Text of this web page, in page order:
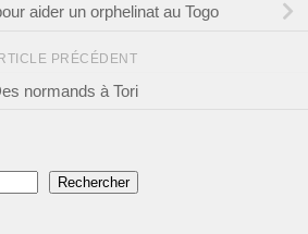
aider un orphelinat au Togo
PRÉCÉDENT
normands à Tori
Rechercher